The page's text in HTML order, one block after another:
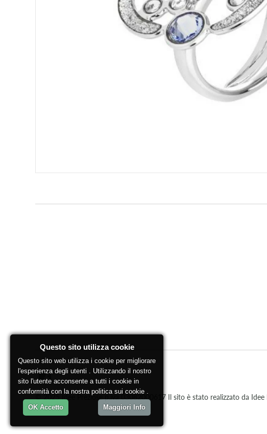
© 2025 Idee Preziose p.iva 03082000617 Il sito è stato realizzato da Idee
Questo sito utilizza cookie
Questo sito web utilizza i cookie per migliorare
l'esperienza degli utenti . Utilizzando il nostro
sito l'utente acconsente a tutti i cookie in
conformità con la nostra politica sui cookie .
OK Accetto Maggiori Info